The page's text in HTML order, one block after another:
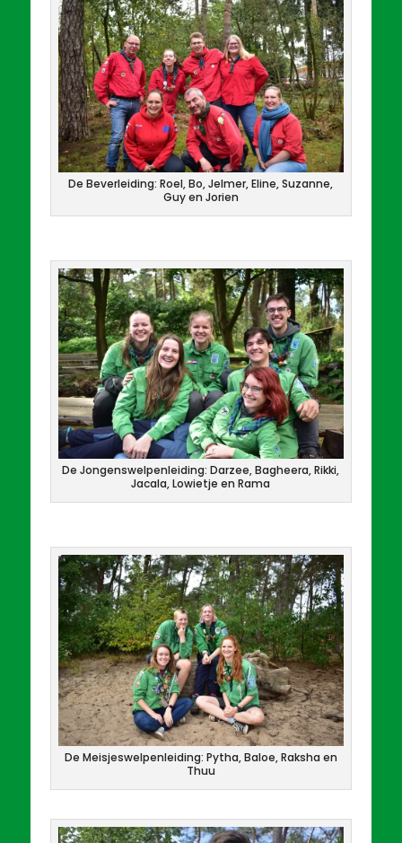
De Beverleiding: Roel, Bo, Jelmer, Eline, Suzanne,
Guy en Jorien
De Jongenswelpenleiding: Darzee, Bagheera, Rikki,
Jacala, Lowietje en Rama
De Meisjeswelpenleiding: Pytha, Baloe, Raksha en
Thuu